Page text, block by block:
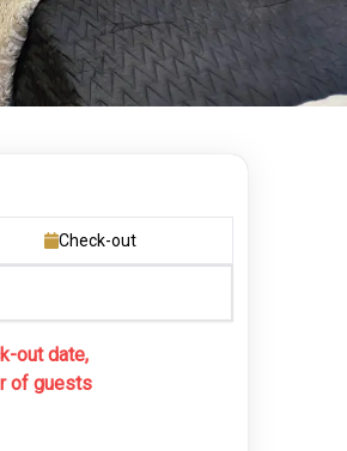
Check-out
out date,
of guests